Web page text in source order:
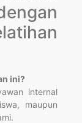
ini?
internal
maupun